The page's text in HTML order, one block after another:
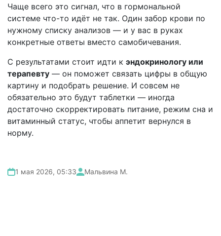
Чаще всего это сигнал, что в гормональной
системе что-то идёт не так. Один забор крови по
нужному списку анализов — и у вас в руках
конкретные ответы вместо самобичевания.
С результатами стоит идти к эндокринологу или
терапевту — он поможет связать цифры в общую
картину и подобрать решение. И совсем не
обязательно это будут таблетки — иногда
достаточно скорректировать питание, режим сна и
витаминный статус, чтобы аппетит вернулся в
норму.
1 мая 2026, 05:33 Мальвина М.